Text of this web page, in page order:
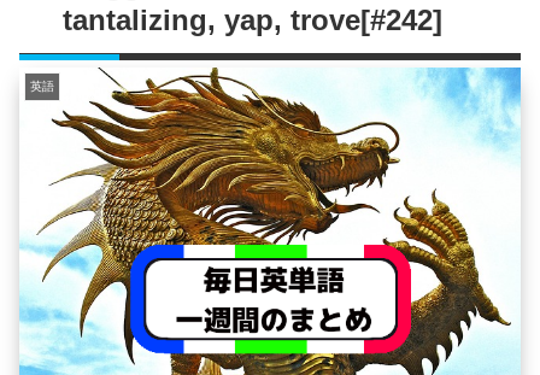
tantalizing, yap, trove[#242]
英語